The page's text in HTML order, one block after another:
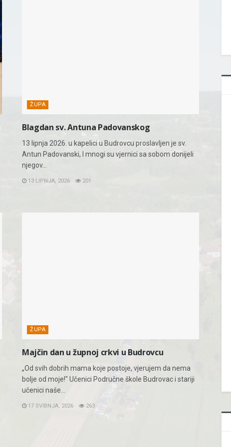
ŽUPA
Blagdan sv. Antuna Padovanskog
13 lipnja 2026. u kapelici u Budrovcu proslavljen je sv.
Antun Padovanski, I mnogi su vjernici sa sobom donijeli
njegov...
13 LIPNJA, 2026 201
ŽUPA
Majčin dan u župnoj crkvi u Budrovcu
„Od svih dobrih mama koje postoje, vjerujem da nema
bolje od moje!" Učenici Područne škole Budrovac i stariji
učenici naše...
17 SVIBNJA, 2026 263